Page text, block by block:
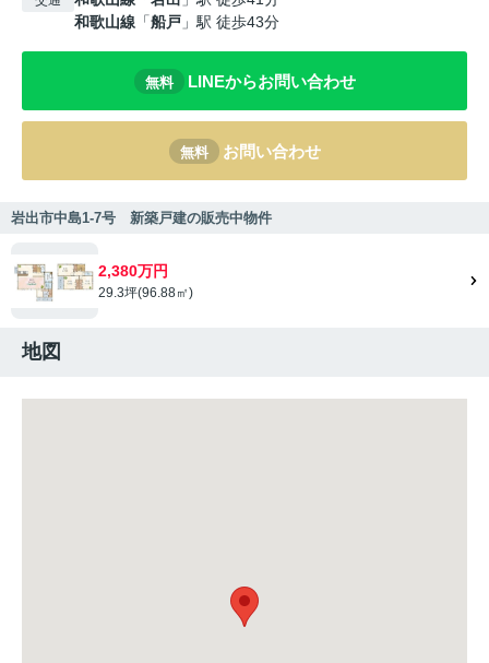
和歌山線 「船戸 」駅 徒歩43分
無料 LINEからお問い合わせ
無料 お問い合わせ
岩出市中島1-7号 新築戸建の販売中物件
2,380万円
29.3坪(96.88㎡)
地図